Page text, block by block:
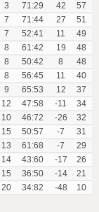
3 71:29 42
57
7 71:44 27
51
7 52:41 11
49
8 61:42 19
48
8 50:42 8
48
8 56:45 11
40
9 65:53 12
37
12 47:58 -11
34
10 46:72 -26
32
15 50:57 -7
31
13 61:68 -7
29
14 43:60 -17
26
15 36:50 -14
21
20 34:82 -48 10